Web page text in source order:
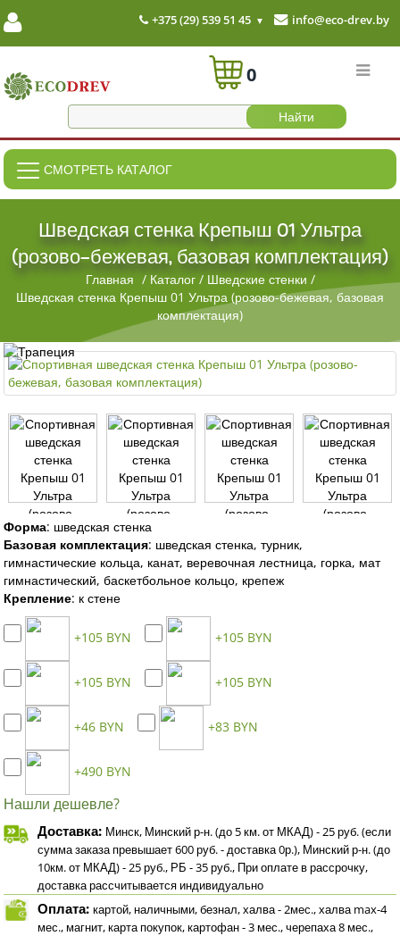
+375 (29) 539 51 45 info@eco-drev.by
0
СМОТРЕТЬ КАТАЛОГ
Шведская стенка Крепыш 01 Ультра
(розово-бежевая, базовая комплектация)
Главная / Каталог/ Шведские стенки /
Шведская стенка Крепыш 01 Ультра (розово-бежевая, базовая
комплектация)
Форма: шведская стенка
Базовая комплектация: шведская стенка, турник,
гимнастические кольца, канат, веревочная лестница, горка, мат
гимнастический, баскетбольное кольцо, крепеж
Крепление: к стене
+105 BYN +105 BYN
+105 BYN +105 BYN
+46 BYN +83 BYN
+490 BYN
Нашли дешевле?
Доставка: Минск, Минский р-н. (до 5 км. от МКАД) - 25 руб. (если
сумма заказа превышает 600 руб. - доставка 0р.), Минский р-н. (до
10км. от МКАД) - 25 руб., РБ - 35 руб., При оплате в рассрочку,
доставка рассчитывается индивидуально
Оплата: картой, наличными, безнал, халва - 2мес., халва max-4
мес., магнит, карта покупок, картофан - 3 мес., черепаха 8 мес.,